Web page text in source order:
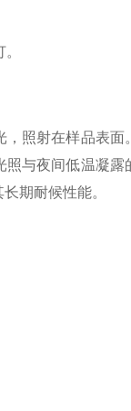
照射在样品表
与夜间低温凝
期耐候性能。